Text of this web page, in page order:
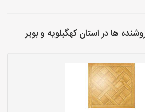
ها در استان کهگیلویه و بویر